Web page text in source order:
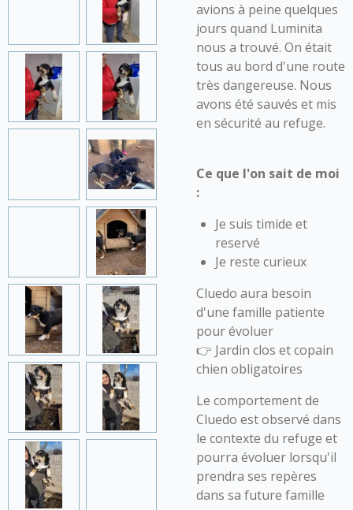
avions à peine quelques
jours quand Luminita
nous a trouvé. On était
tous au bord d'une route
très dangereuse. Nous
avons été sauvés et mis
en sécurité au refuge.
Ce que l'on sait de moi
:
Je suis timide et
reservé
Je reste curieux
Cluedo aura besoin
d'une famille patiente
pour évoluer
👉 Jardin clos et copain
chien obligatoires
Le comportement de
Cluedo est observé dans
le contexte du refuge et
pourra évoluer lorsqu'il
prendra ses repères
dans sa future famille